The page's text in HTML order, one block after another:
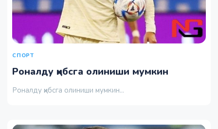
СПОРТ
Роналду ҳибсга олиниши мумкин
Роналду ҳибсга олиниши мумкин...